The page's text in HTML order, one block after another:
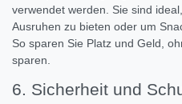
verwendet werden. Sie sind
Ausruhen zu bieten oder um
So sparen Sie Platz und Geld,
sparen.
6. Sicherheit und